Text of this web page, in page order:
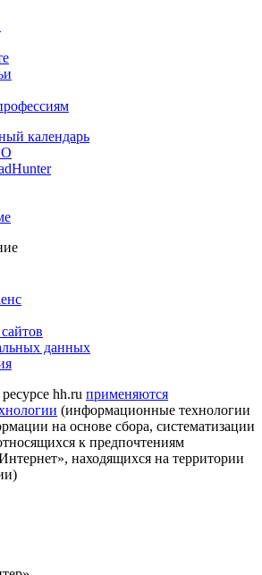
календарь
данных
hh.ru применяются
(информационные технологии
на основе сбора, систематизации
к предпочтениям
находящихся на территории